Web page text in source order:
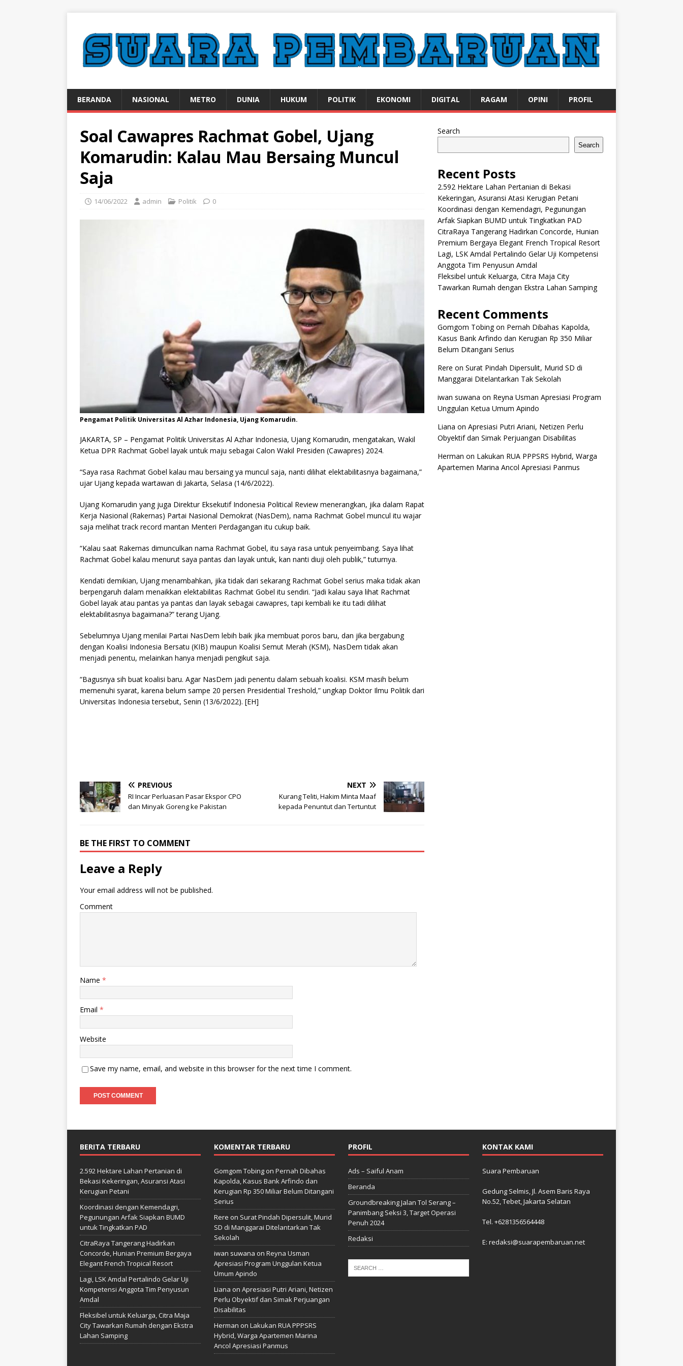
BERANDA NASIONAL METRO DUNIA HUKUM POLITIK EKONOMI DIGITAL RAGAM OPINI PROFIL
Soal Cawapres Rachmat Gobel, Ujang
Komarudin: Kalau Mau Bersaing Muncul
Saja
14/06/2022 admin Politik 0
Pengamat Politik Universitas Al Azhar Indonesia, Ujang Komarudin.
JAKARTA, SP – Pengamat Politik Universitas Al Azhar Indonesia, Ujang Komarudin, mengatakan, Wakil
Ketua DPR Rachmat Gobel layak untuk maju sebagai Calon Wakil Presiden (Cawapres) 2024.
“Saya rasa Rachmat Gobel kalau mau bersaing ya muncul saja, nanti dilihat elektabilitasnya bagaimana,”
ujar Ujang kepada wartawan di Jakarta, Selasa (14/6/2022).
Ujang Komarudin yang juga Direktur Eksekutif Indonesia Political Review menerangkan, jika dalam Rapat
Kerja Nasional (Rakernas) Partai Nasional Demokrat (NasDem), nama Rachmat Gobel muncul itu wajar
saja melihat track record mantan Menteri Perdagangan itu cukup baik.
“Kalau saat Rakernas dimunculkan nama Rachmat Gobel, itu saya rasa untuk penyeimbang. Saya lihat
Rachmat Gobel kalau menurut saya pantas dan layak untuk, kan nanti diuji oleh publik,” tuturnya.
Kendati demikian, Ujang menambahkan, jika tidak dari sekarang Rachmat Gobel serius maka tidak akan
berpengaruh dalam menaikkan elektabilitas Rachmat Gobel itu sendiri. “Jadi kalau saya lihat Rachmat
Gobel layak atau pantas ya pantas dan layak sebagai cawapres, tapi kembali ke itu tadi dilihat
elektabilitasnya bagaimana?” terang Ujang.
Sebelumnya Ujang menilai Partai NasDem lebih baik jika membuat poros baru, dan jika bergabung
dengan Koalisi Indonesia Bersatu (KIB) maupun Koalisi Semut Merah (KSM), NasDem tidak akan
menjadi penentu, melainkan hanya menjadi pengikut saja.
“Bagusnya sih buat koalisi baru. Agar NasDem jadi penentu dalam sebuah koalisi. KSM masih belum
memenuhi syarat, karena belum sampe 20 persen Presidential Treshold,” ungkap Doktor Ilmu Politik dari
Universitas Indonesia tersebut, Senin (13/6/2022). [EH]
PREVIOUS
RI Incar Perluasan Pasar Ekspor CPO
dan Minyak Goreng ke Pakistan
NEXT
Kurang Teliti, Hakim Minta Maaf
kepada Penuntut dan Tertuntut
BE THE FIRST TO COMMENT
Leave a Reply
Your email address will not be published.
Comment
Name *
Email *
Website
Save my name, email, and website in this browser for the next time I comment.
Search
Search
Recent Posts
2.592 Hektare Lahan Pertanian di Bekasi
Kekeringan, Asuransi Atasi Kerugian Petani
Koordinasi dengan Kemendagri, Pegunungan
Arfak Siapkan BUMD untuk Tingkatkan PAD
CitraRaya Tangerang Hadirkan Concorde, Hunian
Premium Bergaya Elegant French Tropical Resort
Lagi, LSK Amdal Pertalindo Gelar Uji Kompetensi
Anggota Tim Penyusun Amdal
Fleksibel untuk Keluarga, Citra Maja City
Tawarkan Rumah dengan Ekstra Lahan Samping
Recent Comments
Gomgom Tobingon Pernah Dibahas Kapolda,
Kasus Bank Arfindo dan Kerugian Rp 350 Miliar
Belum Ditangani Serius
Rere on Surat Pindah Dipersulit, Murid SD di
Manggarai Ditelantarkan Tak Sekolah
iwan suwana on Reyna Usman Apresiasi Program
Unggulan Ketua Umum Apindo
Liana on Apresiasi Putri Ariani, Netizen Perlu
Obyektif dan Simak Perjuangan Disabilitas
Herman on Lakukan RUA PPPSRS Hybrid, Warga
Apartemen Marina Ancol Apresiasi Panmus
BERITA TERBARU
2.592 Hektare Lahan Pertanian di
Bekasi Kekeringan, Asuransi Atasi
Kerugian Petani
Koordinasi dengan Kemendagri,
Pegunungan Arfak Siapkan BUMD
untuk Tingkatkan PAD
CitraRaya Tangerang Hadirkan
Concorde, Hunian Premium Bergaya
Elegant French Tropical Resort
Lagi, LSK Amdal Pertalindo Gelar Uji
Kompetensi Anggota Tim Penyusun
Amdal
Fleksibel untuk Keluarga, Citra Maja
City Tawarkan Rumah dengan Ekstra
Lahan Samping
KOMENTAR TERBARU
Gomgom Tobingon Pernah Dibahas
Kapolda, Kasus Bank Arfindo dan
Kerugian Rp 350 Miliar Belum Ditangani
Serius
Rere on Surat Pindah Dipersulit, Murid
SD di Manggarai Ditelantarkan Tak
Sekolah
iwan suwana on Reyna Usman
Apresiasi Program Unggulan Ketua
Umum Apindo
Liana on Apresiasi Putri Ariani, Netizen
Perlu Obyektif dan Simak Perjuangan
Disabilitas
Herman on Lakukan RUA PPPSRS
Hybrid, Warga Apartemen Marina
Ancol Apresiasi Panmus
PROFIL
Ads – Saiful Anam
Beranda
Groundbreaking Jalan Tol Serang –
Panimbang Seksi 3, Target Operasi
Penuh 2024
Redaksi
KONTAK KAMI
Suara Pembaruan
Gedung Selmis, Jl. Asem Baris Raya
No.52, Tebet, Jakarta Selatan
Tel. +6281356564448
E: redaksi@suarapembaruan.net